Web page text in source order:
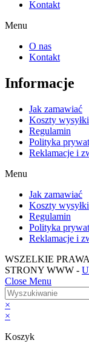
Kontakt
Menu
O nas
Kontakt
Informacje
Jak zamawiać
Koszty wysyłki
Regulamin
Polityka
Reklamacje i
Menu
Jak zamawiać
Koszty wysyłki
Regulamin
Polityka
Reklamacje i
WSZELKIE
STRONY WWW -
Close Menu
×
×
Koszyk